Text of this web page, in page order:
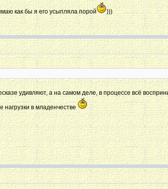
как бы я его усыпляла порой )))
удивляют, а на самом деле, в процессе всё
нагрузки в младенчестве